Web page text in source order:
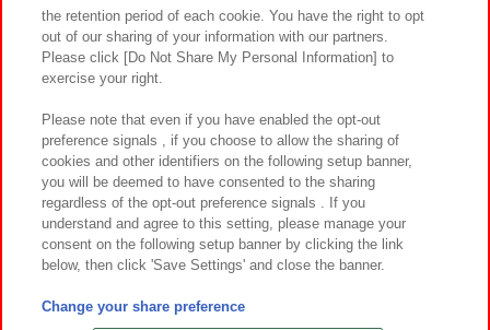
関連会社 サステナビリティ サイトポリシー
プライバシーポリシー ウェブアクセシビリティ方針と検証結果
お取引先さまとともに
カスタマーハラスメント対応方針 よくあるご質問・お問い合わせ
©Bandai Namco Amusement Inc.
©Bandai Namco Amusement Lab Inc.
the retention period of each cookie. You have the right to opt
out of our sharing of your information with our partners.
Please click [Do Not Share My Personal Information] to
exercise your right.
Please note that even if you have enabled the opt-out
preference signals , if you choose to allow the sharing of
cookies and other identifiers on the following setup banner,
you will be deemed to have consented to the sharing
regardless of the opt-out preference signals . If you
understand and agree to this setting, please manage your
consent on the following setup banner by clicking the link
below, then click 'Save Settings' and close the banner.
Change your share preference